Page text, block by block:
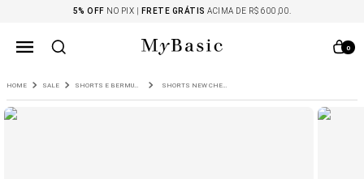
5% OFF NO PIX | FRETE GRÁTIS ACIMA DE R$ 600,00.
0
SALE SHORTS E BERMUDAS SHORTS NEW CHEONG EM LINHO COM PREGA FRONTAL CASTOR